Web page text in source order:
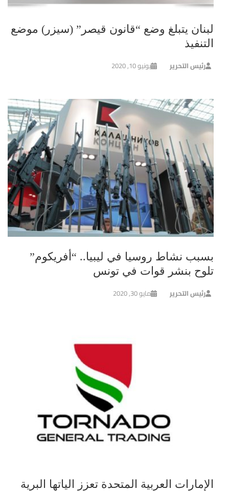
لبنان يتبلغ وضع “قانون قيصر” (سيزر) موضع
التنفيذ
رئيس التحرير يونيو 10, 2020
بسبب نشاط روسيا في ليبيا.. “أفريكوم”
تلوح بنشر قوات في تونس
رئيس التحرير مايو 30, 2020
الإمارات العربية المتحدة تعزز الياتها البرية